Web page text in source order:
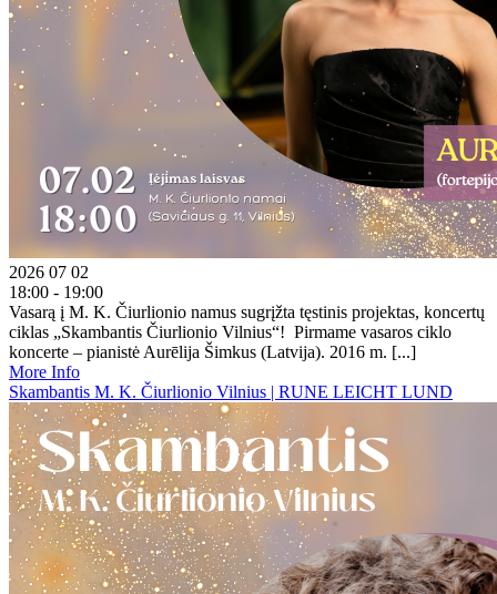
2026 07 02
18:00 - 19:00
Vasarą į M. K. Čiurlionio namus sugrįžta tęstinis projektas, koncertų
ciklas „Skambantis Čiurlionio Vilnius“! Pirmame vasaros ciklo
koncerte – pianistė Aurēlija Šimkus (Latvija). 2016 m. [...]
More Info
Skambantis M. K. Čiurlionio Vilnius | RUNE LEICHT LUND